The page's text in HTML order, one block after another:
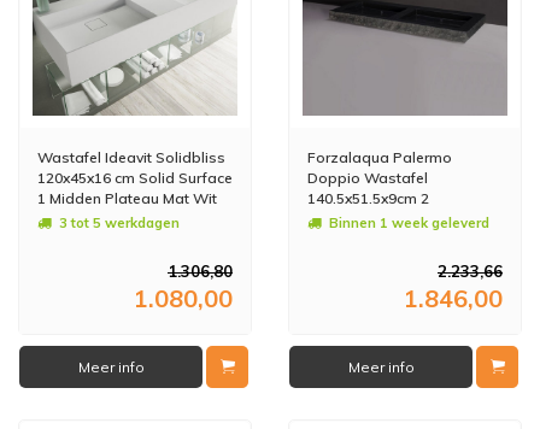
Wastafel Ideavit Solidbliss
120x45x16 cm Solid Surface
1 Midden Plateau Mat Wit
3 tot 5 werkdagen
1.306,80
1.080,00
Meer info
Forzalaqua Palermo
Doppio Wastafel
140.5x51.5x9cm 2
wasbakken Graniet Gezoet
Binnen 1 week geleverd
2.233,66
1.846,00
Meer info